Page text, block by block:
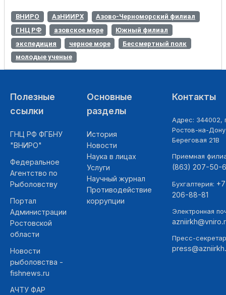
ВНИРО АзНИИРХ
Азово-Черноморский филиал
ГНЦ РФ
азовское море
Южный филиал
экспедиция
черное море
Бессмертный полк
молодые ученые
Полезные
ссылки
ГНЦ РФ ФГБНУ
"ВНИРО"
Федеральное
Агентство по
Рыболовству
Портал
Администрации
Ростовской
области
Новости
рыболовства -
fishnews.ru
АЧТУ ФАР
Основные
разделы
История
Новости
Наука в лицах
Услуги
Научный журнал
Противодействие
коррупции
Контакты
Адрес: 344002,
Ростов-на-
Береговая 21В
Приемная
(863) 207-50-
Бухгалтерия:
206-88-81
Электронная
Пресс-